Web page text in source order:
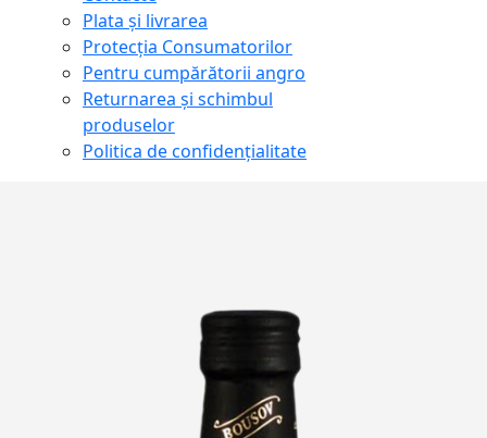
Plata și livrarea
Protecţia Consumatorilor
Pentru cumpărătorii angro
Returnarea și schimbul
produselor
Politica de confidențialitate